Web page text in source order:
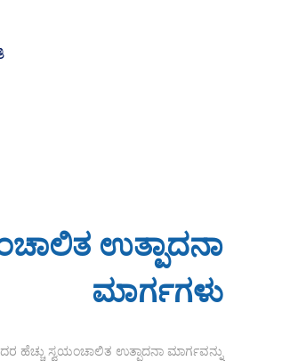
ಉತ್ಪಾದನಾ
ಮಾರ್ಗಗಳು
ಹೆಚ್ಚು ಸ್ವಯಂಚಾಲಿತ ಉತ್ಪಾದನಾ ಮಾರ್ಗವನ್ನು